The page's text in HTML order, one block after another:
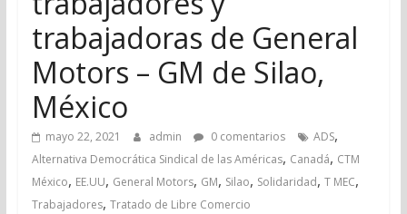
trabajadoras de General
Motors – GM de Silao,
México
mayo 22, 2021 admin 0 comentarios ADS,
Alternativa Democrática Sindical de las Américas, Canadá, CTM
México, EE.UU, General Motors, GM, Silao, Solidaridad, T MEC,
Trabajadores, Tratado de Libre Comercio